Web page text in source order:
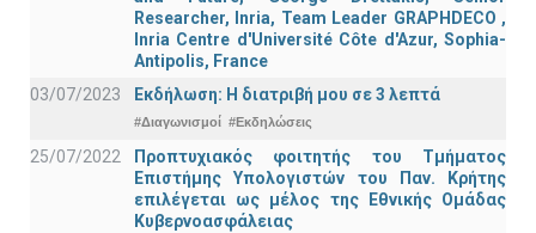
Researcher, Inria, Team Leader GRAPHDECO ,
Inria Centre d'Université Côte d'Azur, Sophia-
Antipolis, France
03/07/2023
Εκδήλωση: Η διατριβή μου σε 3 λεπτά
#Διαγωνισμοί #Εκδηλώσεις
25/07/2022
Προπτυχιακός φοιτητής του Τμήματος
Επιστήμης Υπολογιστών του Παν. Κρήτης
επιλέγεται ως μέλος της Εθνικής Ομάδας
Κυβερνοασφάλειας